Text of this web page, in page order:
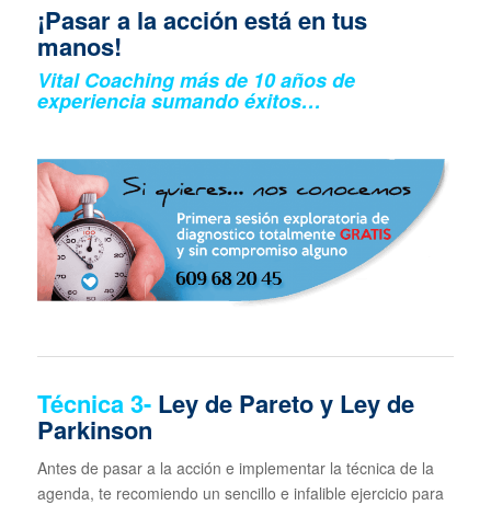
¡Pasar a la acción está en tus
manos!
Vital Coaching más de 10 años de
experiencia sumando éxitos…
Técnica3-Ley de Pareto y Ley de
Parkinson
Antes de pasar a la acción e implementar la técnica de la
agenda, te recomiendo un sencillo e infalible ejercicio para